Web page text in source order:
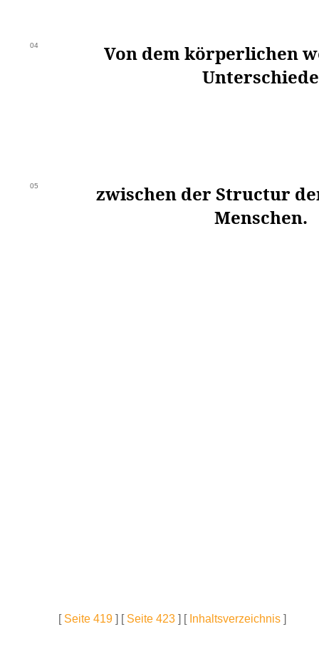
04
Von dem körperlichen
Unterschiede
05
zwischen der Structur
Menschen.
[ Seite 419 ] [ Seite 423 ] [ Inhaltsverzeichnis ]